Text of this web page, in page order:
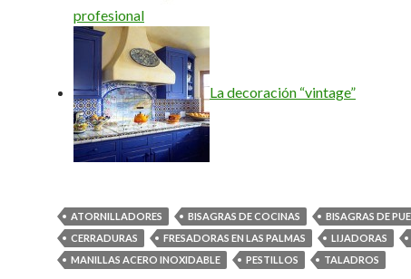
profesional
La decoración “vintage”
ATORNILLADORES BISAGRAS DE COCINAS
BISAGRAS DE
CERRADURAS
FRESADORAS EN LAS PALMAS LIJADORAS
MANILLAS ACERO INOXIDABLE
PESTILLOS TALADROS